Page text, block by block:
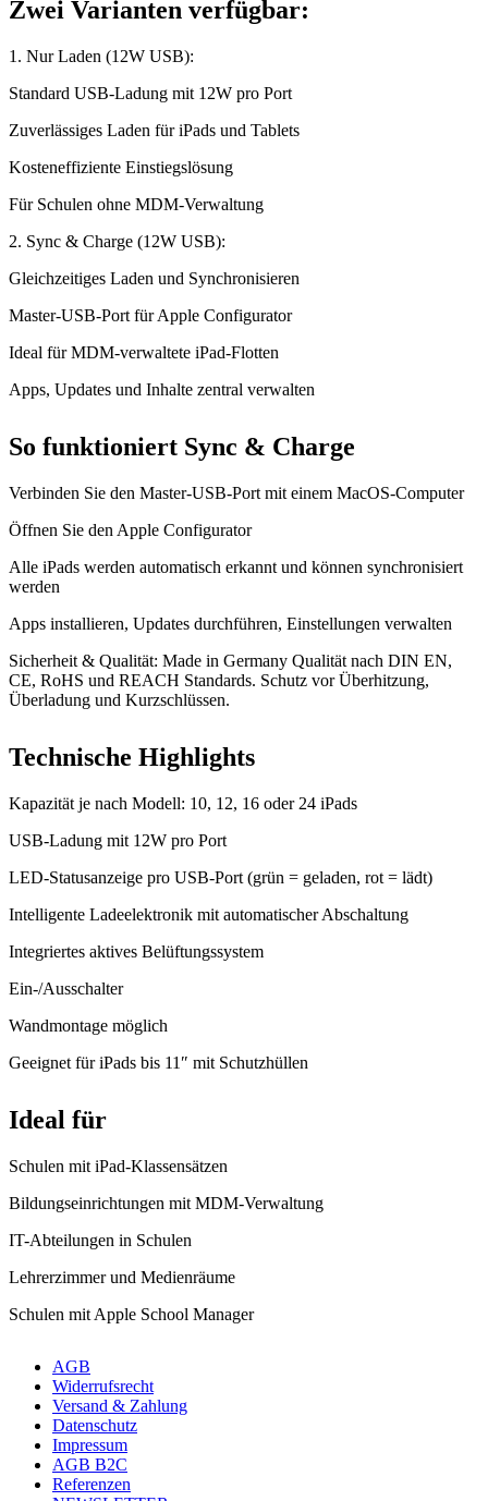
Zwei Varianten verfügbar:
1. Nur Laden (12W USB):
Standard USB-Ladung mit 12W pro Port
Zuverlässiges Laden für iPads und Tablets
Kosteneffiziente Einstiegslösung
Für Schulen ohne MDM-Verwaltung
2. Sync & Charge (12W USB):
Gleichzeitiges Laden und Synchronisieren
Master-USB-Port für Apple Configurator
Ideal für MDM-verwaltete iPad-Flotten
Apps, Updates und Inhalte zentral verwalten
So funktioniert Sync & Charge
Verbinden Sie den Master-USB-Port mit einem MacOS-Computer
Öffnen Sie den Apple Configurator
Alle iPads werden automatisch erkannt und können synchronisiert
werden
Apps installieren, Updates durchführen, Einstellungen verwalten
Sicherheit & Qualität: Made in Germany Qualität nach DIN EN,
CE, RoHS und REACH Standards. Schutz vor Überhitzung,
Überladung und Kurzschlüssen.
Technische Highlights
Kapazität je nach Modell: 10, 12, 16 oder 24 iPads
USB-Ladung mit 12W pro Port
LED-Statusanzeige pro USB-Port (grün = geladen, rot = lädt)
Intelligente Ladeelektronik mit automatischer Abschaltung
Integriertes aktives Belüftungssystem
Ein-/Ausschalter
Wandmontage möglich
Geeignet für iPads bis 11″ mit Schutzhüllen
Ideal für
Schulen mit iPad-Klassensätzen
Bildungseinrichtungen mit MDM-Verwaltung
IT-Abteilungen in Schulen
Lehrerzimmer und Medienräume
Schulen mit Apple School Manager
AGB
Widerrufsrecht
Versand & Zahlung
Datenschutz
Impressum
AGB B2C
Referenzen